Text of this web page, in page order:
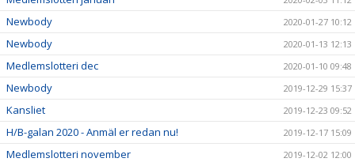
Newbody 2020-01-27 10:12
Newbody 2020-01-13 12:13
Medlemslotteri dec 2020-01-10 09:48
Newbody 2019-12-29 15:37
Kansliet 2019-12-23 09:52
H/B-galan 2020 - Anmäl er redan nu! 2019-12-17 15:09
Medlemslotteri november 2019-12-02 12:00